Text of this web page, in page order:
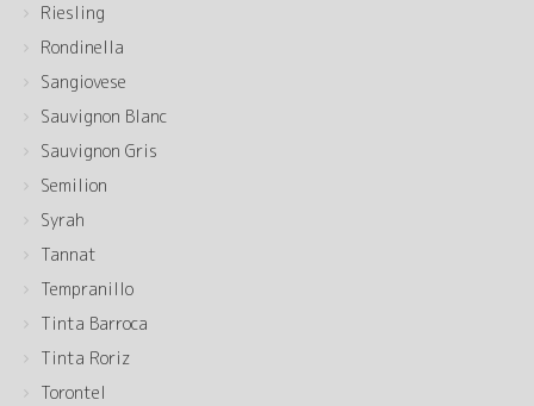
Riesling
Rondinella
Sangiovese
Sauvignon Blanc
Sauvignon Gris
Semilion
Syrah
Tannat
Tempranillo
Tinta Barroca
Tinta Roriz
Torontel